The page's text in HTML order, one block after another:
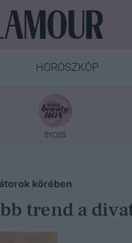
HOROSZKÓP
SYOSS
körében
trend a